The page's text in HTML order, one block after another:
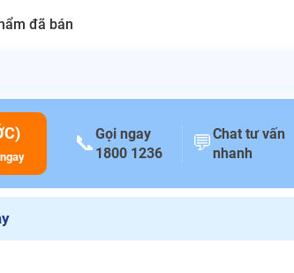
đã bán
📞Gọi ngay
1800 1236
💬Chat tư vấn
nhanh